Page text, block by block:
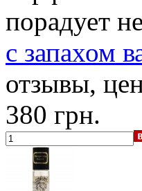
порадует
с запахом
отзывы,
380 грн.